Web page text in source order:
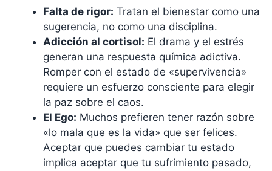
Falta de rigor: Tratan el bienestar como una
sugerencia, no como una disciplina.
Adicción al cortisol: El drama y el estrés
generan una respuesta química adictiva.
Romper con el estado de «supervivencia»
requiere un esfuerzo consciente para elegir
la paz sobre el caos.
El Ego: Muchos prefieren tener razón sobre
«lo mala que es la vida» que ser felices.
Aceptar que puedes cambiar tu estado
implica aceptar que tu sufrimiento pasado,